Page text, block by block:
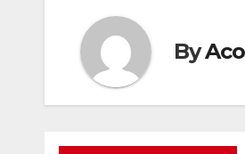
By